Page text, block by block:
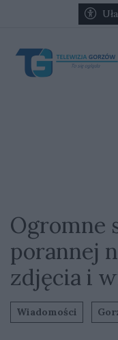
Przejdź do głównych
Przejdź do głównego
Ogromne
porannej
zdjęcia i
Wiadomości